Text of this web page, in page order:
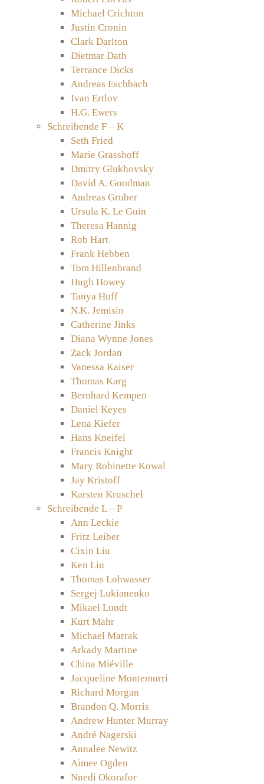
Michael Crichton
Justin Cronin
Clark Darlton
Dietmar Dath
Terrance Dicks
Andreas Eschbach
Ivan Ertlov
H.G. Ewers
Schreibende F – K
Seth Fried
Marie Grasshoff
Dmitry Glukhovsky
David A. Goodman
Andreas Gruber
Ursula K. Le Guin
Theresa Hannig
Rob Hart
Frank Hebben
Tom Hillenbrand
Hugh Howey
Tanya Huff
N.K. Jemisin
Catherine Jinks
Diana Wynne Jones
Zack Jordan
Vanessa Kaiser
Thomas Karg
Bernhard Kempen
Daniel Keyes
Lena Kiefer
Hans Kneifel
Francis Knight
Mary Robinette Kowal
Jay Kristoff
Karsten Kruschel
Schreibende L – P
Ann Leckie
Fritz Leiber
Cixin Liu
Ken Liu
Thomas Lohwasser
Sergej Lukianenko
Mikael Lundt
Kurt Mahr
Michael Marrak
Arkady Martine
China Miéville
Jacqueline Montemurri
Richard Morgan
Brandon Q. Morris
Andrew Hunter Murray
André Nagerski
Annalee Newitz
Aimee Ogden
Nnedi Okorafor